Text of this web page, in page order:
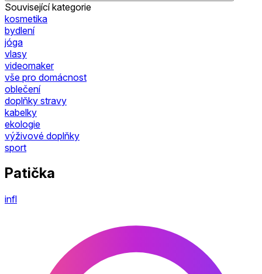
Související kategorie
kosmetika
bydlení
jóga
vlasy
videomaker
vše pro domácnost
oblečení
doplňky stravy
kabelky
ekologie
výživové doplňky
sport
Patička
infl